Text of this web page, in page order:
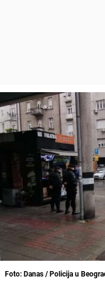
Foto: Danas / Policija u